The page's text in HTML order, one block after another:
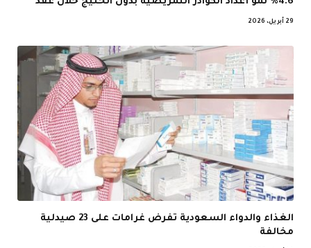
29 أبريل، 2026
الغذاء والدواء السعودية تفرض غرامات على 23 صيدلية
مخالفة